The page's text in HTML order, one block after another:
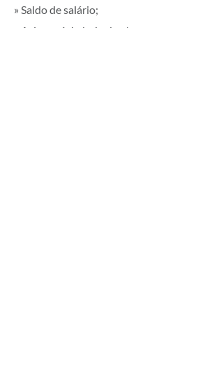
» Saldo de salário;
» Aviso prévio indenizado;